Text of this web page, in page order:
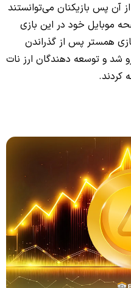
آن پس بازیکنان می‌توانستند
موبایل خود در این بازی
همستر پس از گذراندن
شد و توسعه دهندگان ارز نات